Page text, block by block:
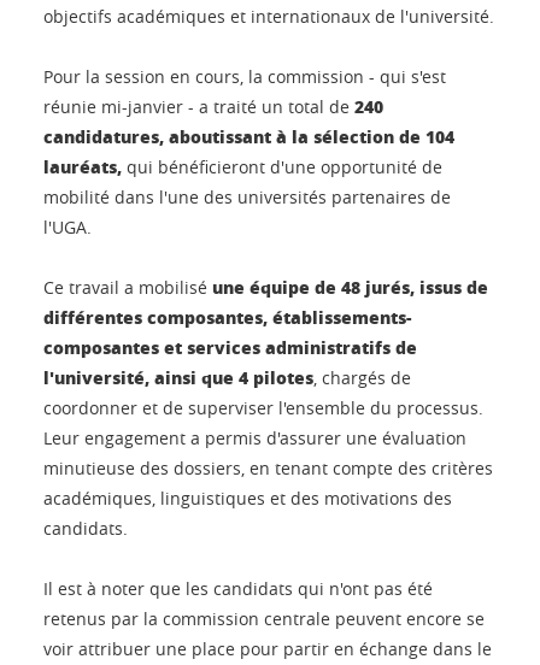
objectifs académiques et internationaux de l'université.
Pour la session en cours, la commission - qui s'est
réunie mi-janvier - a traité un total de 240
candidatures, aboutissant à la sélection de 104
lauréats, qui bénéficieront d'une opportunité de
mobilité dans l'une des universités partenaires de
l'UGA.
Ce travail a mobilisé une équipe de 48 jurés, issus de
différentes composantes, établissements-
composantes et services administratifs de
l'université, ainsi que 4 pilotes , chargés de
coordonner et de superviser l'ensemble du processus.
Leur engagement a permis d'assurer une évaluation
minutieuse des dossiers, en tenant compte des critères
académiques, linguistiques et des motivations des
candidats.
Il est à noter que les candidats qui n'ont pas été
retenus par la commission centrale peuvent encore se
voir attribuer une place pour partir en échange dans le